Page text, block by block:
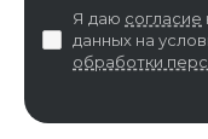
Я даю согласие
данных на
обработки